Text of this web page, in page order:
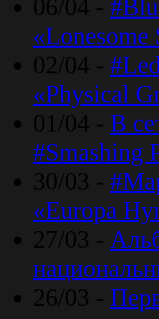
06/04 -
«Lonesome
02/04 -
«Physical
01/04 - В
#Smashing
30/03 -
«Europa
27/03 -
26/03 -